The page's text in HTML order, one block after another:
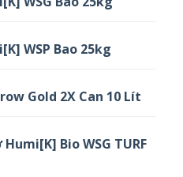
WSP Bao 25kg
Gold 2X Can 10 Lít
Bio WSG TURF